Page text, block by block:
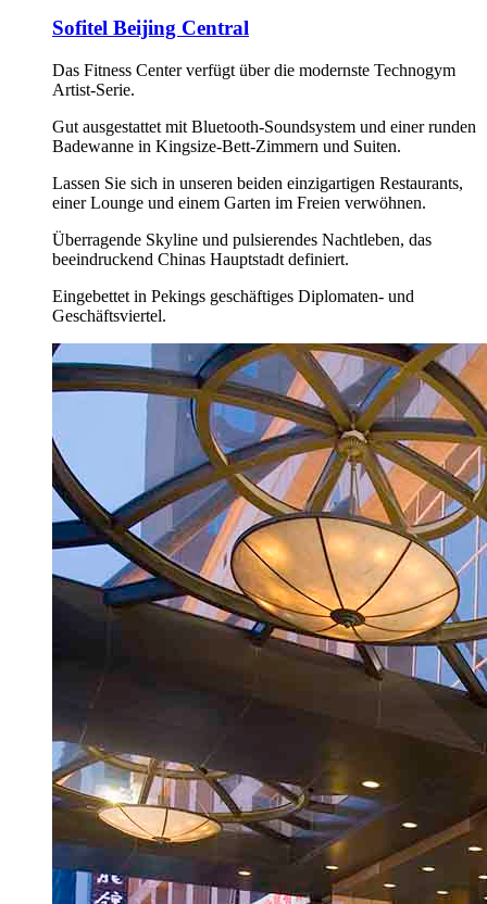
Sofitel Beijing Central
Das Fitness Center verfügt über die modernste Technogym
Artist-Serie.
Gut ausgestattet mit Bluetooth-Soundsystem und einer runden
Badewanne in Kingsize-Bett-Zimmern und Suiten.
Lassen Sie sich in unseren beiden einzigartigen Restaurants,
einer Lounge und einem Garten im Freien verwöhnen.
Überragende Skyline und pulsierendes Nachtleben, das
beeindruckend Chinas Hauptstadt definiert.
Eingebettet in Pekings geschäftiges Diplomaten- und
Geschäftsviertel.